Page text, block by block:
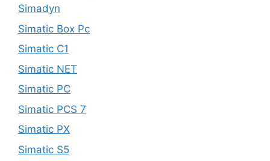
Simadyn
Simatic Box Pc
Simatic C1
Simatic NET
Simatic PC
Simatic PCS 7
Simatic PX
Simatic S5